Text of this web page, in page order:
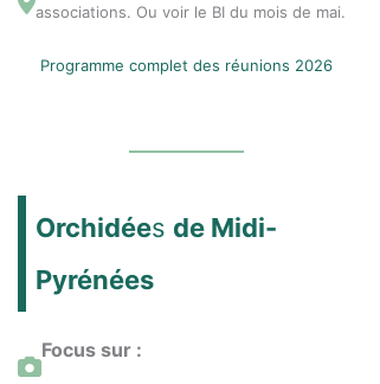
associations. Ou voir le BI du mois de mai.
Programme complet des réunions 2026
Orchidées de Midi-
Pyrénées
Focus sur :